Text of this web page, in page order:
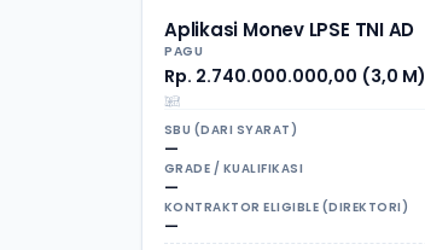
Aplikasi Monev LPSE TNI AD
PAGU
Rp. 2.740.000.000,00 (3,0 M)
SBU (DARI SYARAT)
—
GRADE / KUALIFIKASI
—
KONTRAKTOR ELIGIBLE (DIREKTORI)
—